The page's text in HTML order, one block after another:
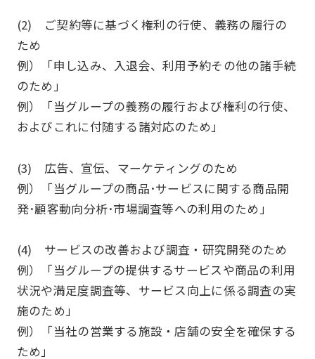
(2) ご契約等に基づく権利の行使、義務の履行の
ため
例）「申し込み、入退会、利用予約その他の諸手続
のため」
例）「当グループの義務の履行および権利の行使、
およびこれに付随する諸対応のため」
(3) 広告、宣伝、マーケティングのため
例）「当グループの商品･サービスに関する商品開
発･顧客動向分析･市場調査等への利用のため」
(4) サービスの改善および調査・研究開発のため
例）「当グループの提供するサービスや商品の利用
状況や満足度調査等、サービス向上に係る調査の実
施のため」
例）「当社の営業する施設・店舗の安全を確保する
ため」